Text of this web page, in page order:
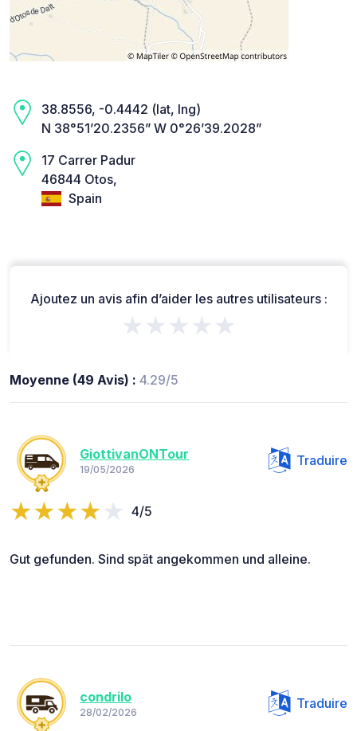
38.8556, -0.4442 (lat, lng)
N 38°51’20.2356” W 0°26’39.2028”
17 Carrer Padur
46844 Otos,
Spain
Ajoutez un avis afin d’aider les autres utilisateurs :
★★★★★
Moyenne (49 Avis) : 4.29/5
GiottivanONTour
19/05/2026
Traduire
4/5
Gut gefunden. Sind spät angekommen und alleine.
condrilo
28/02/2026
Traduire